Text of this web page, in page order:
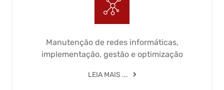
Manutenção de redes informáticas,
implementação, gestão e optimização
LEIA MAIS ...